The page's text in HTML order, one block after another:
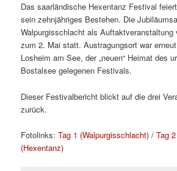
Das saarländische Hexentanz Festival
sein zehnjähriges Bestehen. Die
Walpurgisschlacht als Auftaktveranstaltung
zum 2. Mai statt. Austragungsort war
Losheim am See, der „neuen“ Heimat des
Bostalsee gelegenen Festivals.
Dieser Festivalbericht blickt auf die drei
zurück.
Fotolinks:Tag 1 (Walpurgisschlacht) /Tag
(Hexentanz)